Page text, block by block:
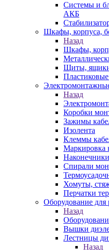
Системы и
АКБ
Шкафы, корпуса,
Назад
Шкафы,
Щиты,
Назад
Коробки
Зажимы
Изолента
Клеммы
Маркировка
Спирали
Хомуты,
Перчатки
Оборудование для
Назад
Вышки
Лестницы
Назад